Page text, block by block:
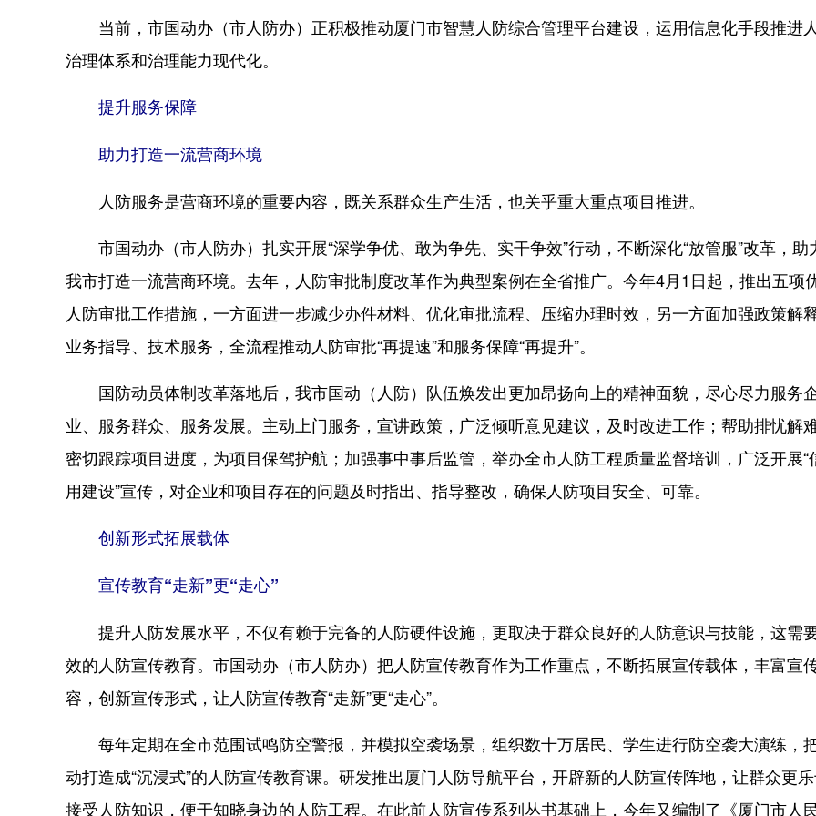
当前，市国动办（市人防办）正积极推动厦门市智慧人防综合管理平台建设，运用信息化手段推进
治理体系和治理能力现代化。
提升服务保障
助力打造一流营商环境
人防服务是营商环境的重要内容，既关系群众生产生活，也关乎重大重点项目推进。
市国动办（市人防办）扎实开展“深学争优、敢为争先、实干争效”行动，不断深化“放管服”改革，助
我市打造一流营商环境。去年，人防审批制度改革作为典型案例在全省推广。今年4月1日起，推出五项
人防审批工作措施，一方面进一步减少办件材料、优化审批流程、压缩办理时效，另一方面加强政策解释
业务指导、技术服务，全流程推动人防审批“再提速”和服务保障“再提升”。
国防动员体制改革落地后，我市国动（人防）队伍焕发出更加昂扬向上的精神面貌，尽心尽力服务
业、服务群众、服务发展。主动上门服务，宣讲政策，广泛倾听意见建议，及时改进工作；帮助排忧解
密切跟踪项目进度，为项目保驾护航；加强事中事后监管，举办全市人防工程质量监督培训，广泛开展“
用建设”宣传，对企业和项目存在的问题及时指出、指导整改，确保人防项目安全、可靠。
创新形式拓展载体
宣传教育“走新”更“走心”
提升人防发展水平，不仅有赖于完备的人防硬件设施，更取决于群众良好的人防意识与技能，这需
效的人防宣传教育。市国动办（市人防办）把人防宣传教育作为工作重点，不断拓展宣传载体，丰富宣
容，创新宣传形式，让人防宣传教育“走新”更“走心”。
每年定期在全市范围试鸣防空警报，并模拟空袭场景，组织数十万居民、学生进行防空袭大演练，
动打造成“沉浸式”的人防宣传教育课。研发推出厦门人防导航平台，开辟新的人防宣传阵地，让群众更
接受人防知识，便于知晓身边的人防工程。在此前人防宣传系列丛书基础上，今年又编制了《厦门市人